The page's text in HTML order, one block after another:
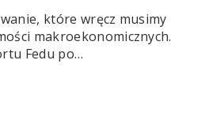
które wręcz musimy
makroekonomicznych.
Fedu po…